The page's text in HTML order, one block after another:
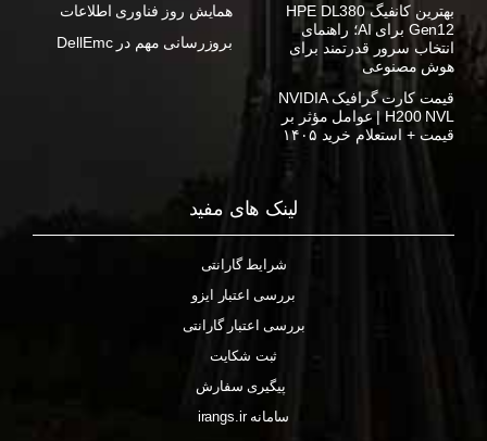
بهترین کانفیگ HPE DL380
Gen12 برای AI؛ راهنمای
انتخاب سرور قدرتمند برای
هوش مصنوعی
قیمت کارت گرافیک NVIDIA
H200 NVL | عوامل مؤثر بر
قیمت + استعلام خرید ۱۴۰۵
همایش روز فناوری اطلاعات
بروزرسانی مهم در DellEmc
لینک های مفید
شرایط گارانتی
بررسی اعتبار ایزو
بررسی اعتبار گارانتی
ثبت شکایت
پیگیری سفارش
سامانه irangs.ir